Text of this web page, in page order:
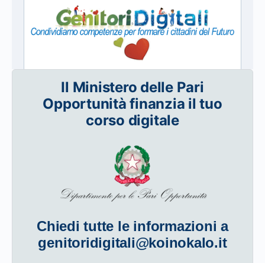
Il Ministero delle Pari
Opportunità finanzia il tuo
corso digitale
Chiedi tutte le informazioni a
genitoridigitali@koinokalo.it